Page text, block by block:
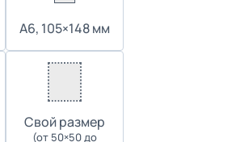
А6, 105×148 мм
Cвой размер
(от 50×50 до